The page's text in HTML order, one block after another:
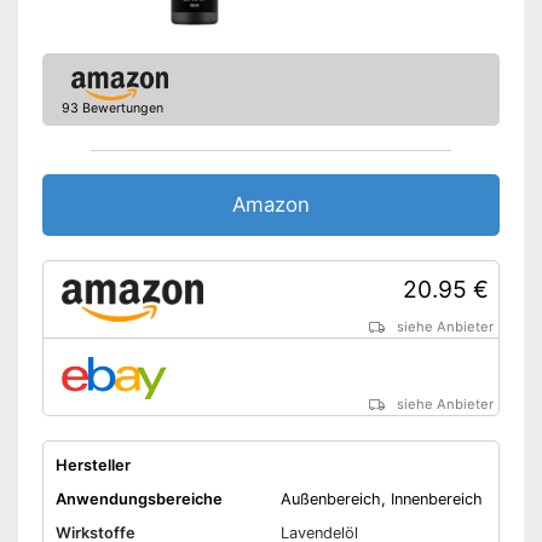
93 Bewertungen
Amazon
20.95 €
siehe Anbieter
siehe Anbieter
Hersteller
Anwendungsbereiche
Außenbereich, Innenbereich
Wirkstoffe
Lavendelöl